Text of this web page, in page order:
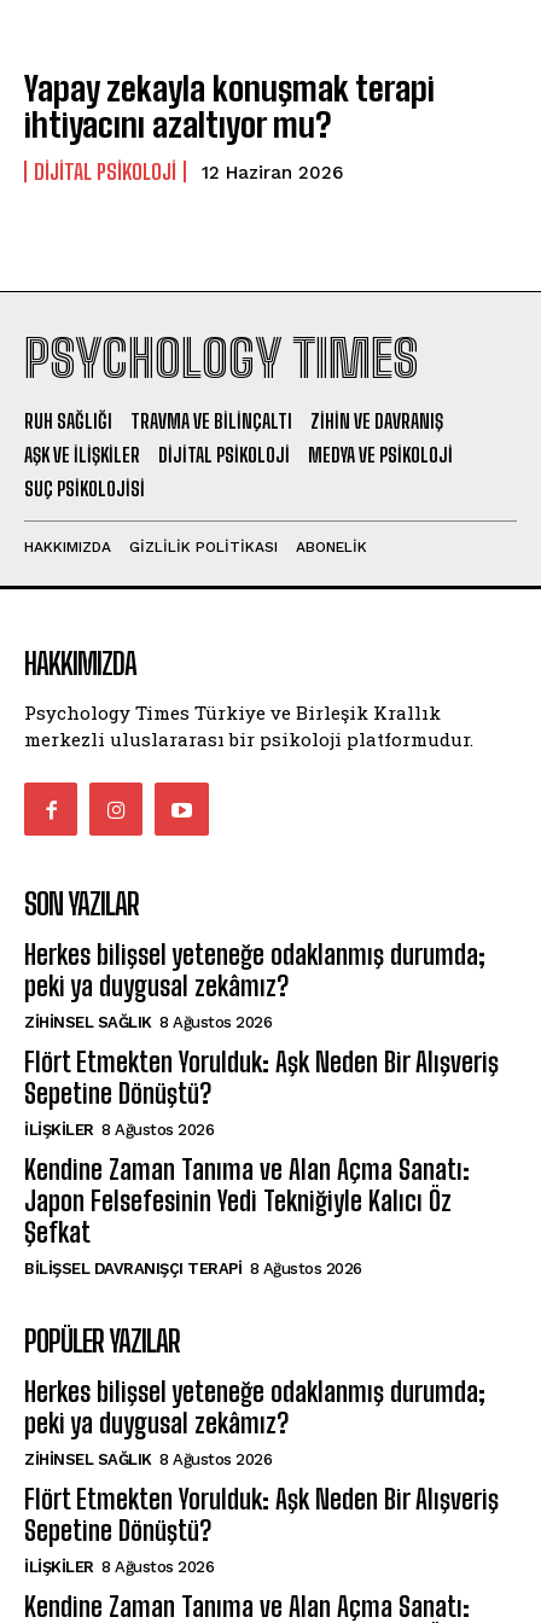
Yapay zekayla konuşmak terapi
ihtiyacını azaltıyor mu?
DIJITAL PSIKOLOJI 12 Haziran 2026
PSYCHOLOGY TIMES
RUH SAĞLIĞI TRAVMA VE BILINÇALTI
ZIHIN VE DAVRANIŞ
AŞK VE İLIŞKILER
DIJITAL PSIKOLOJI
MEDYA VE PSIKOLOJI
SUÇ PSIKOLOJISI
HAKKIMIZDA GIZLILIK POLITIKASI ABONELIK
HAKKIMIZDA
Psychology Times Türkiye ve Birleşik Krallık
merkezli uluslararası bir psikoloji platformudur.
SON YAZILAR
Herkes bilişsel yeteneğe odaklanmış durumda;
peki ya duygusal zekâmız?
ZIHINSEL SAĞLIK 8 Ağustos 2026
Flört Etmekten Yorulduk: Aşk Neden Bir Alışveriş
Sepetine Dönüştü?
İLIŞKILER 8 Ağustos 2026
Kendine Zaman Tanıma ve Alan Açma Sanatı:
Japon Felsefesinin Yedi Tekniğiyle Kalıcı Öz
Şefkat
BILIŞSEL DAVRANIŞÇI TERAPI 8 Ağustos 2026
POPÜLER YAZILAR
Herkes bilişsel yeteneğe odaklanmış durumda;
peki ya duygusal zekâmız?
ZIHINSEL SAĞLIK 8 Ağustos 2026
Flört Etmekten Yorulduk: Aşk Neden Bir Alışveriş
Sepetine Dönüştü?
İLIŞKILER 8 Ağustos 2026
Kendine Zaman Tanıma ve Alan Açma Sanatı: